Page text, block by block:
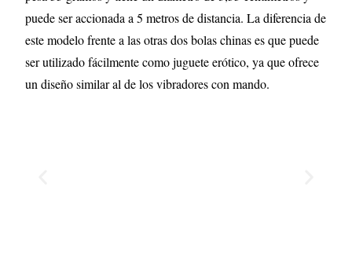
puede ser accionada a 5 metros de distancia. La diferencia de
este modelo frente a las otras dos bolas chinas es que puede
ser utilizado fácilmente como juguete erótico, ya que ofrece
un diseño similar al de los vibradores con mando.